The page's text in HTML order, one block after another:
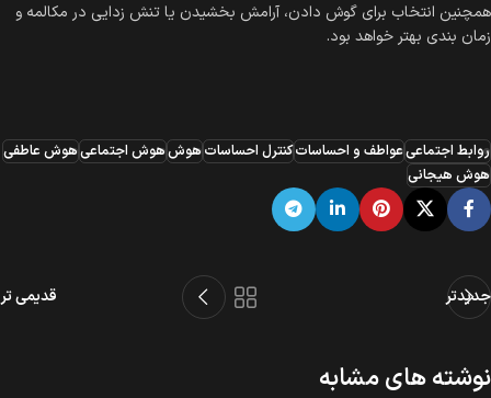
همچنین انتخاب برای گوش دادن، آرامش بخشیدن یا تنش زدایی در مکالمه و
زمان بندی بهتر خواهد بود.
روابط اجتماعیعواطف و احساساتکنترل احساساتهوشهوش اجتماعیهوش عاطفی
هوش هیجانی
جدیدتر قدیمی تر
نوشته های مشابه